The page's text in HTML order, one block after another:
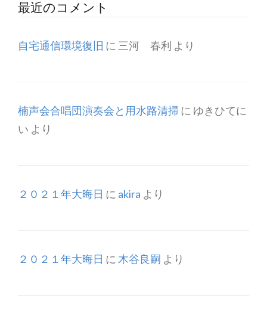
最近のコメント
自宅通信環境復旧 に 三河 春利 より
楠声会合唱団演奏会と用水路清掃 に ゆきひてに
い より
２０２１年大晦日 に akira より
２０２１年大晦日 に 木谷良嗣 より